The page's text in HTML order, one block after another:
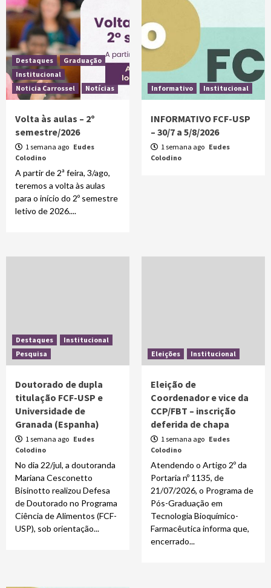
Destaques
Graduação
Institucional
Noticia Carrossel
Notícias
Volta às aulas – 2º
semestre/2026
1 semana ago Eudes
Colodino
A partir de 2ª feira, 3/ago,
teremos a volta às aulas
para o início do 2º semestre
letivo de 2026....
Informativo Institucional
INFORMATIVO FCF-USP
– 30/7 a 5/8/2026
1 semana ago Eudes
Colodino
Destaques
Institucional
Pesquisa
Doutorado de dupla
titulação FCF-USP e
Universidade de
Granada (Espanha)
1 semana ago Eudes
Colodino
No dia 22/jul, a doutoranda
Mariana Cesconetto
Bisinotto realizou Defesa
de Doutorado no Programa
Ciência de Alimentos (FCF-
USP), sob orientação...
Eleições Institucional
Eleição de
Coordenador e vice da
CCP/FBT – inscrição
deferida de chapa
1 semana ago Eudes
Colodino
Atendendo o Artigo 2º da
Portaria nº 1135, de
21/07/2026, o Programa de
Pós-Graduação em
Tecnologia Bioquímico-
Farmacêutica informa que,
encerrado...